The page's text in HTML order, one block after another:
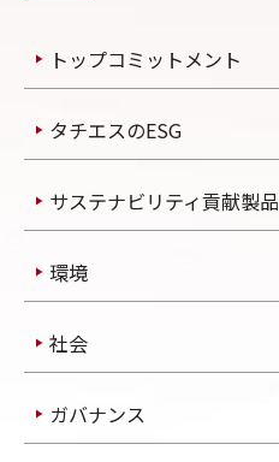
トップコミットメント
タチエスのESG
サステナビリティ貢献製品
環境
社会
ガバナンス